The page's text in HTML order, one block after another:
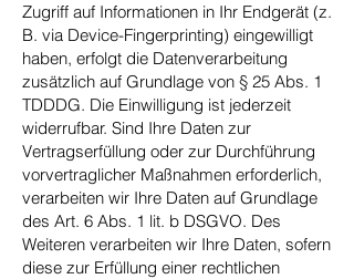
Zugriff auf Informationen in Ihr Endgerät (z.
B. via Device-Fingerprinting) eingewilligt
haben, erfolgt die Datenverarbeitung
zusätzlich auf Grundlage von § 25 Abs. 1
TDDDG. Die Einwilligung ist jederzeit
widerrufbar. Sind Ihre Daten zur
Vertragserfüllung oder zur Durchführung
vorvertraglicher Maßnahmen erforderlich,
verarbeiten wir Ihre Daten auf Grundlage
des Art. 6 Abs. 1 lit. b DSGVO. Des
Weiteren verarbeiten wir Ihre Daten, sofern
diese zur Erfüllung einer rechtlichen